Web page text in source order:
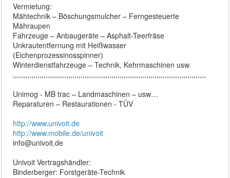
Vermietung:
Mähtechnik – Böschungsmulcher – Ferngesteuerte
Mähraupen
Fahrzeuge – Anbaugeräte – Asphalt-Teerfräse
Unkrautentfernung mit Heißwasser
(Eichenprozessinosspinner)
Winterdienstfahrzeuge – Technik, Kehrmaschinen usw.
,,,,,,,,,,,,,,,,,,,,,,,,,,,,,,,,,,,,,,,,,,,,,,,,,,,,,,,,,,,,,,,,,,,,,,,,,,,,,,,,,,,,,,,,,,,,,,
Unimog - MB trac – Landmaschinen – usw…
Reparaturen – Restaurationen - TÜV
http://www.univoit.de
http://www.mobile.de/univoit
info@univoit.de
Univoit Vertragshändler:
Binderberger: Forstgeräte-Technik